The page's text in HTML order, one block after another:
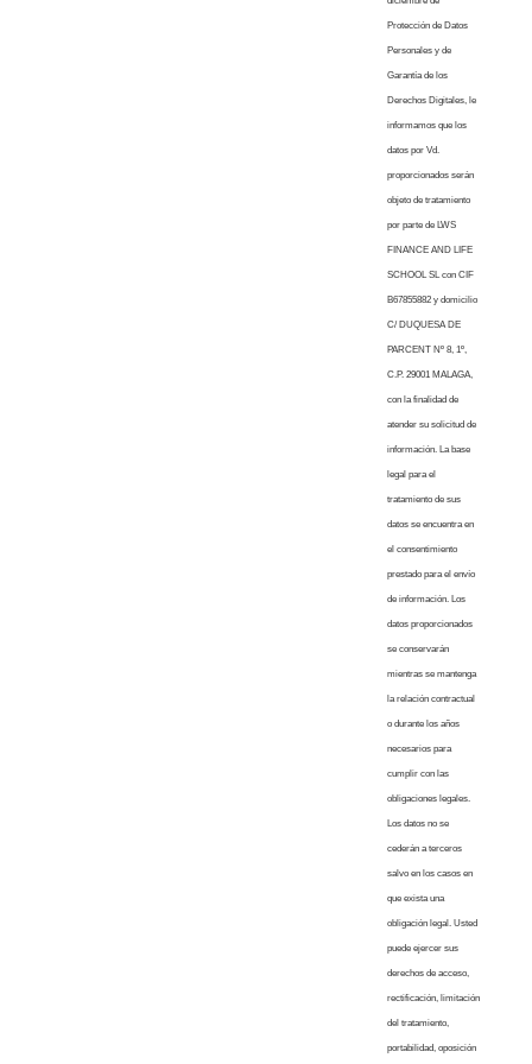
Protección de Datos
Personales y de
Garantía de los
Derechos Digitales, le
informamos que los
datos por Vd.
proporcionados serán
objeto de tratamiento
por parte de LWS
FINANCE AND LIFE
SCHOOL SL con CIF
B67855882 y domicilio
C/ DUQUESA DE
PARCENT Nº 8, 1º,
C.P. 29001 MALAGA,
con la finalidad de
atender su solicitud de
información. La base
legal para el
tratamiento de sus
datos se encuentra en
el consentimiento
prestado para el envío
de información. Los
datos proporcionados
se conservarán
mientras se mantenga
la relación contractual
o durante los años
necesarios para
cumplir con las
obligaciones legales.
Los datos no se
cederán a terceros
salvo en los casos en
que exista una
obligación legal. Usted
puede ejercer sus
derechos de acceso,
rectificación, limitación
del tratamiento,
portabilidad, oposición